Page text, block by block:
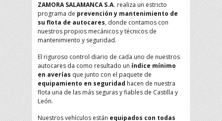
ZAMORA SALAMANCA S.A. realiza un estricto
programa de prevención y mantenimiento de
su flota de autocares, donde contamos con
nuestros propios mecánicos y técnicos de
mantenimiento y seguridad.
El riguroso control diario de cada uno de nuestros
autocares da como resultado un índice mínimo
en averías que junto con el paquete de
equipamiento en seguridad hacen de nuestra
flota una de las más seguras y fiables de Castilla y
León.
Nuestros vehículos están equipados con todas